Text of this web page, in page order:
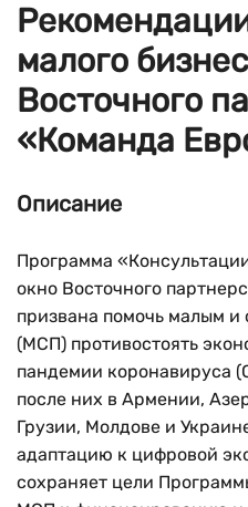
малого
Восточного
«Команда
Описание
Программа
окно Восточного
призвана помочь малым
(МСП) противостоять
пандемии коронавируса
после них в Армении,
Грузии, Молдове и
адаптацию к цифровой
сохраняет цели